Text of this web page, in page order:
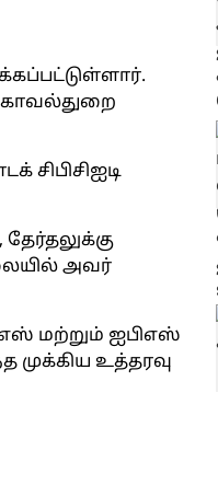
அவர்
மற்றும் ஐபிஎஸ்
முக்கிய உத்தரவு